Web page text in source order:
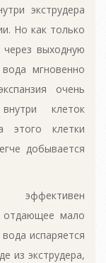
экструдера
Но как только
выходную
мгновенно
очень
клеток
этого клетки
добывается
эффективен
отдающее мало
испаряется
из экструдера,